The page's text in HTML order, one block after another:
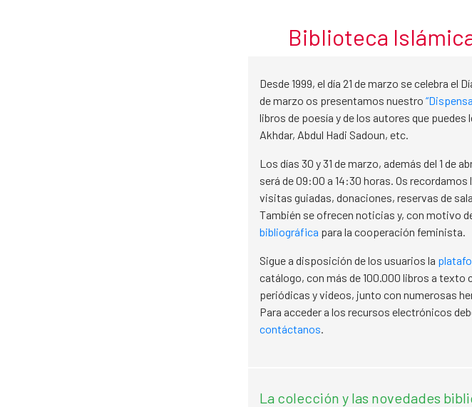
Biblioteca
Desde 1999, el día 21 de marzo se celebra el
de marzo os presentamos nuestro
libros de poesía y de los autores que
Akhdar, Abdul Hadi Sadoun, etc.
Los días 30 y 31 de marzo, además del 1 de
será de 09:00 a 14:30 horas. Os
visitas guiadas, donaciones, reservas de
También se ofrecen noticias y, con motivo
bibliográfica para la cooperación feminista.
Sigue a disposición de los usuarios la
catálogo, con más de 100.000 libros a
periódicas y videos, junto con numerosas
Para acceder a los recursos electrónicos
contáctanos.
La colección y las novedades